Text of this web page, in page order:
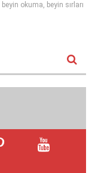
beyin okuma, beyin sırları